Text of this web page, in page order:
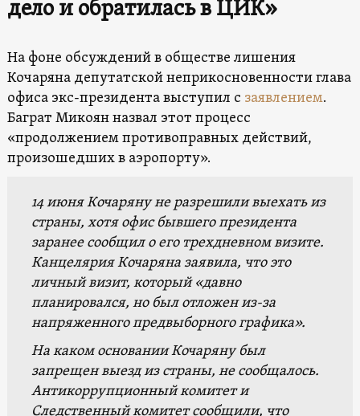
дело и обратилась в ЦИК»
На фоне обсуждений в обществе лишения
Кочаряна депутатской неприкосновенности глава
офиса экс-президента выступил с заявлением.
Баграт Микоян назвал этот процесс
«продолжением противоправных действий,
произошедших в аэропорту».
14 июня Кочаряну не разрешили выехать из
страны, хотя офис бывшего президента
заранее сообщил о его трехдневном визите.
Канцелярия Кочаряна заявила, что это
личный визит, который «давно
планировался, но был отложен из-за
напряженного предвыборного графика».
На каком основании Кочаряну был
запрещен выезд из страны, не сообщалось.
Антикоррупционный комитет и
Следственный комитет сообщили, что